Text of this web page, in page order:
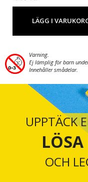
LÄGG I
Varning.
Ej lämplig för barn
Innehåller smådelar.
UPPTÄCK
OCH